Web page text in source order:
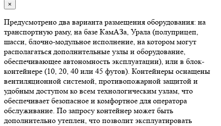
×
Предусмотрено два варианта размещения оборудования: на
транспортную раму, на базе КамАЗа, Урала (полуприцеп,
шасси, блочно-модульное исполнение, на котором могут
располагаться дополнительные узлы и оборудование,
обеспечивающее автономность эксплуатации), или в блок-
контейнере (10, 20, 40 или 45 футов). Контейнеры оснащены
вентиляционной системой, противопожарной защитой и
удобным доступом ко всем технологическим узлам, что
обеспечивает безопасное и комфортное для оператора
обслуживание. По запросу контейнер может быть
дополнительно утеплен, что позволит эксплуатировать